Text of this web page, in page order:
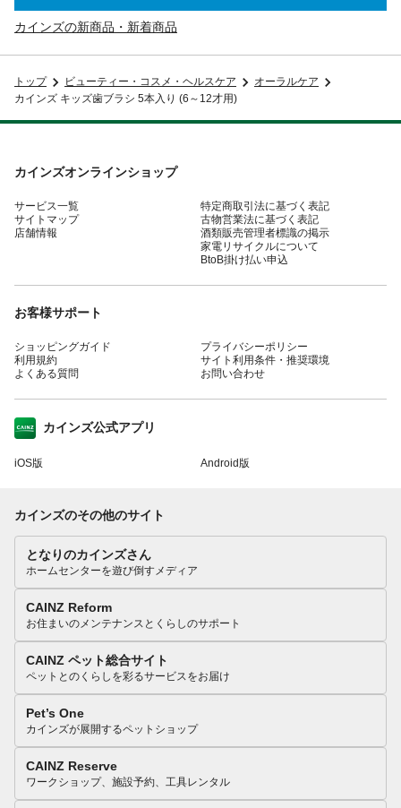
カインズの新商品・新着商品
トップ ビューティー・コスメ・ヘルスケア
オーラルケア
カインズ キッズ歯ブラシ 5本入り (6～12才用)
カインズオンラインショップ
サービス一覧
サイトマップ
店舗情報
特定商取引法に基づく表記
古物営業法に基づく表記
酒類販売管理者標識の掲示
家電リサイクルについて
BtoB掛け払い申込
お客様サポート
ショッピングガイド
利用規約
よくある質問
プライバシーポリシー
サイト利用条件・推奨環境
お問い合わせ
カインズ公式アプリ
iOS版 Android版
カインズのその他のサイト
となりのカインズさん
ホームセンターを遊び倒すメディア
CAINZ Reform
お住まいのメンテナンスとくらしのサポート
CAINZ ペット総合サイト
ペットとのくらしを彩るサービスをお届け
Pet’s One
カインズが展開するペットショップ
CAINZ Reserve
ワークショップ、施設予約、工具レンタル